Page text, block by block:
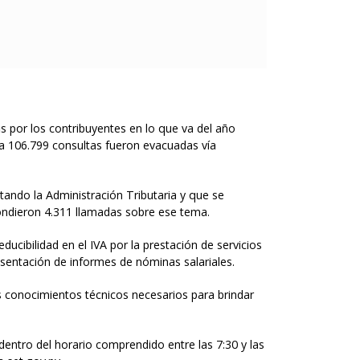
por los contribuyentes en lo que va del año
consultas fueron evacuadas vía
la Administración Tributaria y que se
4.311 llamadas sobre ese tema.
en el IVA por la prestación de servicios
de informes de nóminas salariales.
técnicos necesarios para brindar
del horario comprendido entre las 7:30 y las